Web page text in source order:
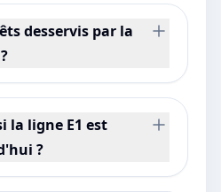
desservis par la
la ligne E1 est
?